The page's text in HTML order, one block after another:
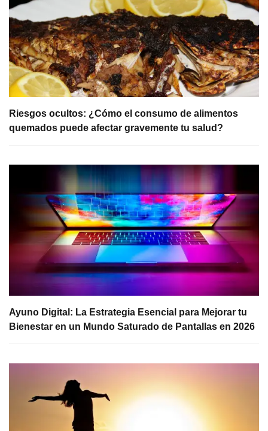
Riesgos ocultos: ¿Cómo el consumo de alimentos
quemados puede afectar gravemente tu salud?
Ayuno Digital: La Estrategia Esencial para Mejorar tu
Bienestar en un Mundo Saturado de Pantallas en 2026